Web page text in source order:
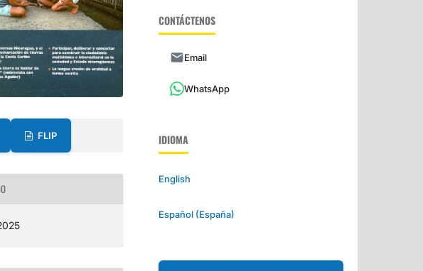
FLIP
CONTÁCTENOS
Email
WhatsApp
IDIOMA
English
Español (España)